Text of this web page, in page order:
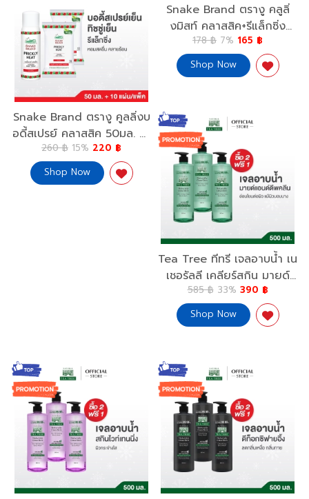
Snake Brand ตรางู คูลลิ่งบ
อดี้สเปรย์ คลาสสิค 50มล. x1
+ คูลลิ่งไวพ์ คลาสสิค แพ็ค
10 แผ่น x2 Cooling Body
Spray Classic 50ml.
260 ฿ 15% 220 ฿
Shop Now
Snake Brand ตรางู คลูลิ่
งมิสท์ คลาสสิค+รีแล็กซิ่ง
30มล. Cooling Mist
Classic+Relaxing 30ml.x2
178 ฿ 7% 165 ฿
Shop Now
Tea Tree ทีทรี เจลอาบน้ำ เน
เชอรัลลี เคลียร์สกิน มายด์
แอนด์ดีพคลีน บอดี้ วอช 500
มล.2 ขวด ฟรี 1 ขวด Tea
Tree Naturally ClearSkin
585 ฿ 33% 390 ฿
Shop Now